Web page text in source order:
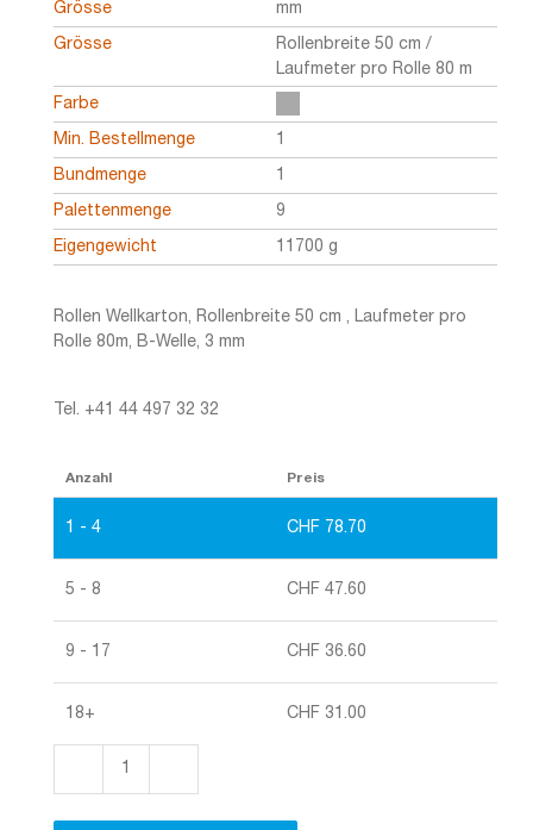
Grösse mm
Grösse
Rollenbreite 50 cm /
Laufmeter pro Rolle 80 m
Farbe
Min. Bestellmenge 1
Bundmenge 1
Palettenmenge 9
Eigengewicht 11700 g
Rollen Wellkarton, Rollenbreite 50 cm , Laufmeter pro
Rolle 80m, B-Welle, 3 mm
Tel. +41 44 497 32 32
Anzahl Preis
1 - 4 CHF 78.70
5 - 8 CHF 47.60
9 - 17 CHF 36.60
18+ CHF 31.00